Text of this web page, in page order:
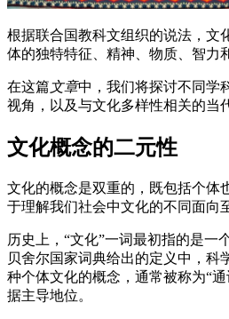
根据联合国教科文组织的说法，文
体的独特特征、精神、物质、智力
在这篇文章中，我们将探讨不同学
视角，以及与文化多样性相关的当
文化概念的二元性
文化的概念是双重的，既包括个体
于理解我们社会中文化的不同面向
历史上，“文化”一词最初指的是一
贝舍尔国家词典给出的定义中，科
种个体文化的概念，通常被称为“
据主导地位。